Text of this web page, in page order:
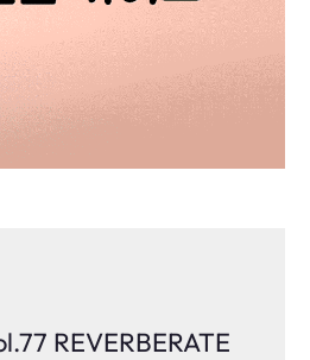
REVERBERATE